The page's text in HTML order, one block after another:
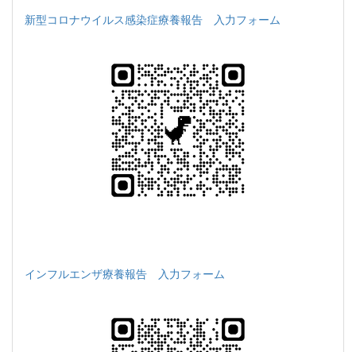
新型コロナウイルス感染症療養報告 入力フォーム
インフルエンザ療養報告 入力フォーム